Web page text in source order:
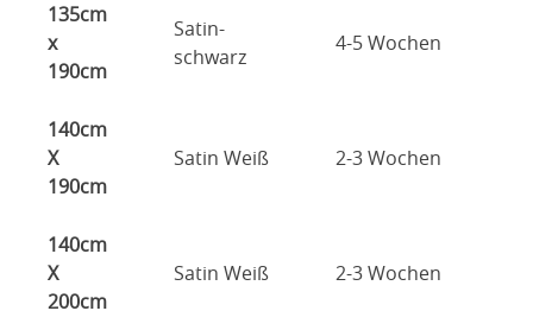
135cm
x
190cm
Satin-
schwarz
4-5 Wochen
140cm
X
190cm
Satin Weiß 2-3 Wochen
140cm
X
200cm
Satin Weiß 2-3 Wochen